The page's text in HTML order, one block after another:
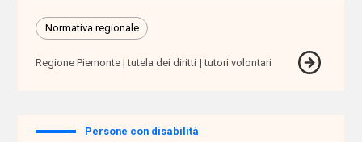
assistenti
sociali
Normativa regionale
Regione Piemonte tutela dei diritti tutori volontari
Persone con disabilità